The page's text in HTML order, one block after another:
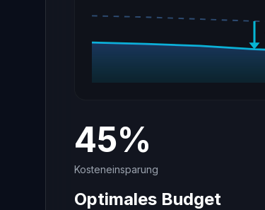
45%
Kosteneinsparung
Optimales Budget